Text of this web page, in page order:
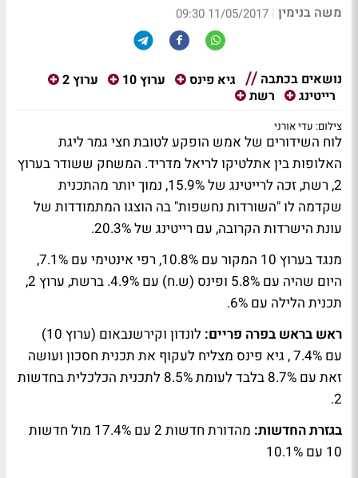
משה בנימין |
11/05/2017 09:30
נושאים בכתבה גיא פינס ערוץ 10
ערוץ 2
רייטינג
רשת
צילום: עדי אורני
לוח השידורים של אמש הופקע לטובת חצי גמר ליגת
האלופות בין אתלטיקו לריאל מדריד. המשחק ששודר בערוץ
2, רשת, זכה לרייטינג של 15.9%, נמוך יותר מהתכנית
שקדמה לו "השורדות נחשפות" בה הוצגו המתמודדות של
עונת הישרדות הקרובה, עם רייטינג של 20.3%.
מנגד בערוץ 10 המקור עם 10.8%, רפי אינטימי עם 7.1%,
היום שהיה עם 5.8% ופינס (ש.ח) עם 4.9%. ברשת, ערוץ 2,
תכנית הלילה עם 6%.
ראש בראש בפרה פריים:
לונדון וקירשנבאום (ערוץ 10)
עם 7.4% , גיא פינס מצליח לעקוף את תכנית חסכון ועושה
זאת עם 8.7% בלבד לעומת 8.5% לתכנית הכלכלית בחדשות
2.
בגזרת החדשות:
מהדורת חדשות 2 עם 17.4% מול חדשות
10 עם 10.1%